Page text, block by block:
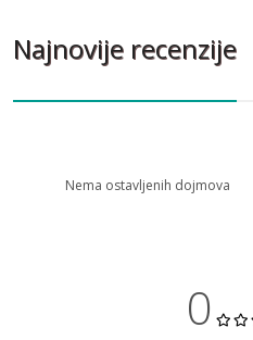
Najnovije recenzije
Nema ostavljenih dojmova
0